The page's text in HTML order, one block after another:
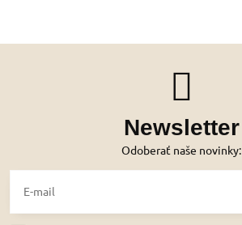
Newsletter
Odoberať naše novinky: